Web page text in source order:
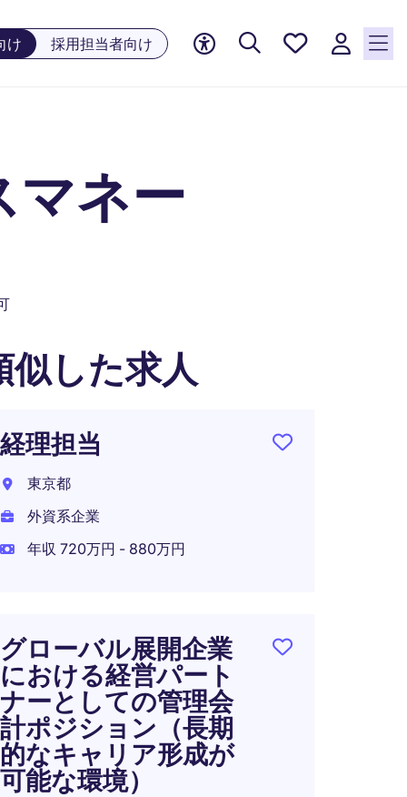
け 採用担当者向け
お気に
マネー
似した求人
経理担当
東京都
外資系企業
年収 720万円 - 880万円
グローバル展開企業
における経営パート
ナーとしての管理会
計ポジション（長期
的なキャリア形成が
可能な環境）